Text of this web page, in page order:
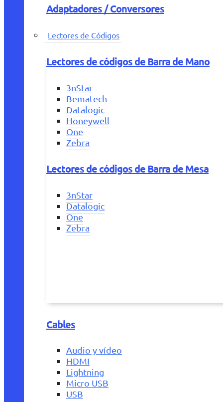
Adaptadores / Conversores
Lectores de Códigos
Lectores de códigos de Barra de Mano
3nStar
Bematech
Datalogic
Honeywell
One
Zebra
Lectores de códigos de Barra de Mesa
3nStar
Datalogic
One
Zebra
Cables
Audio y vídeo
HDMI
Lightning
Micro USB
USB